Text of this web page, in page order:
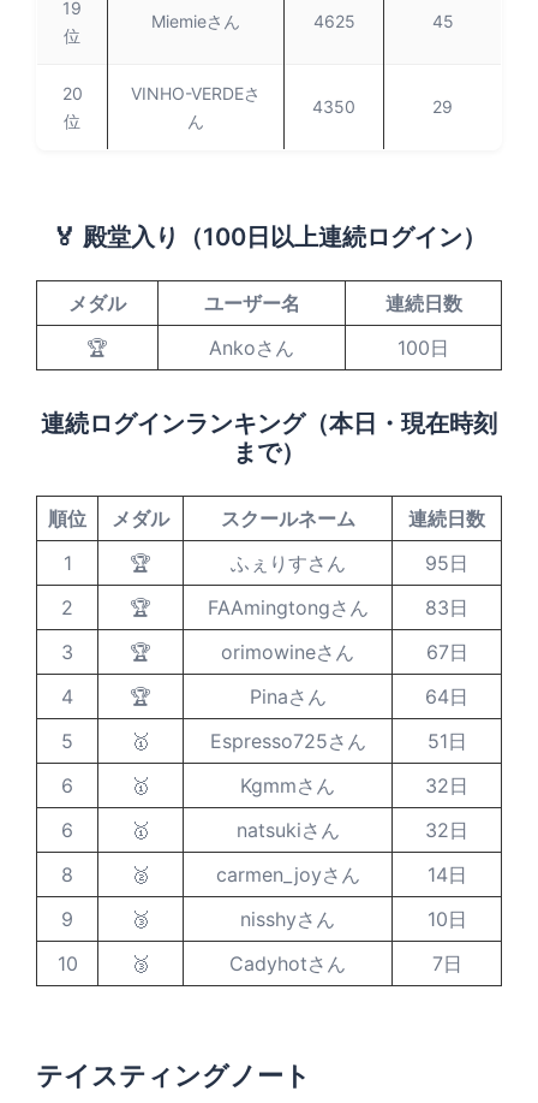
19
位
Miemieさん 4625 45
20
位
VINHO-VERDEさ
ん
4350 29
🏅 殿堂入り（100日以上連続ログイン）
メダル ユーザー名
連続日数
🏆
Ankoさん 100日
連続ログインランキング（本日・現在時刻
まで）
順位 メダル スクールネーム
連続日数
1
🏆 ふぇりすさん
95日
2
🏆 FAAmingtongさん
83日
3
🏆 orimowineさん
67日
4
🏆 Pinaさん
64日
5
🥇 Espresso725さん
51日
6
🥇 Kgmmさん
32日
6
🥇 natsukiさん
32日
8
🥈 carmen_joyさん
14日
9
🥉 nisshyさん
10日
10
🥉 Cadyhotさん 7日
テイスティングノート